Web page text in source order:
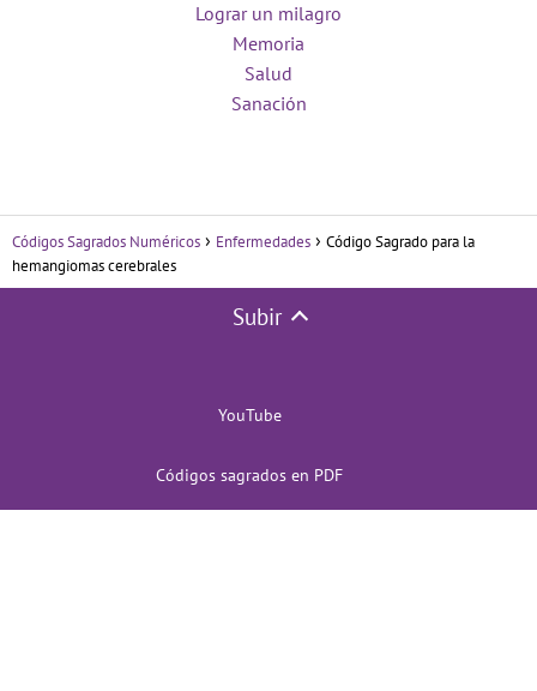
Lograr un milagro
Memoria
Salud
Sanación
Códigos Sagrados Numéricos Enfermedades
Código Sagrado para la
hemangiomas cerebrales
Subir
YouTube
Códigos sagrados en PDF